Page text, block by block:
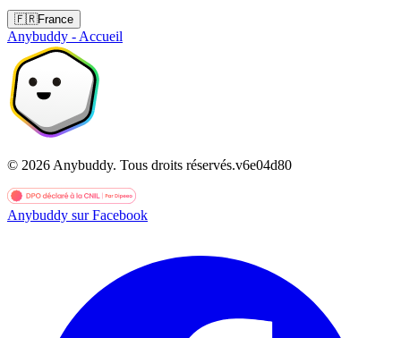
🇫🇷France
Anybuddy - Accueil
© 2026 Anybuddy. Tous droits réservés.v6e04d80
Anybuddy sur Facebook